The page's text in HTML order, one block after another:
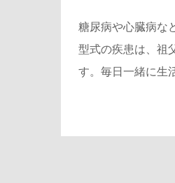
糖尿病や心臓病な
型式の疾患は、祖
す。毎日一緒に生